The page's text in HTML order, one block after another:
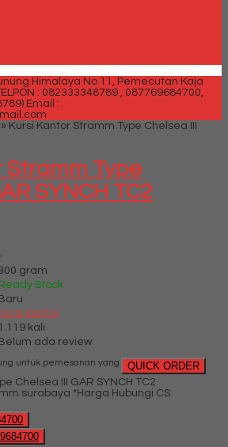
Himalaya No 11, Pemecutan Kaja
: 082333348789 , 087769684700,
Email :
» Kursi Kantor Stramm Type Chelsea III
Stramm Type
SYNCH TC2
gram
Stock
Kantor
1.119 kali
ada review
QUICK ORDER
untuk pemesanan yang
Chelsea III GAR SYNCH TC2
*Harga Hubungi CS